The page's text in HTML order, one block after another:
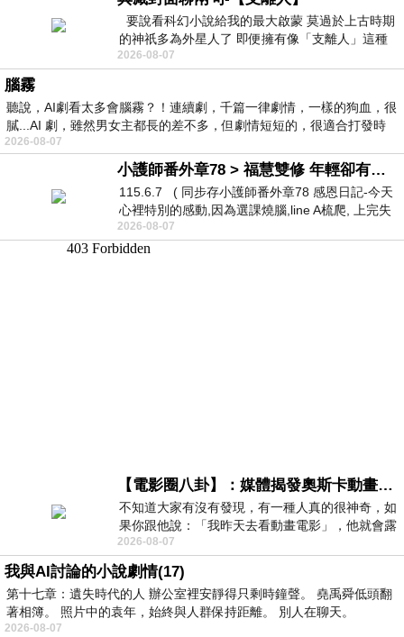
要說看科幻小說給我的最大啟蒙 莫過於上古時期
的神祇多為外星人了 即便擁有像「支離人」這種
驚世駭俗的神通法門 也未必讀
2026-08-07
腦霧
聽說，AI劇看太多會腦霧？！連續劇，千篇一律劇情，一樣的狗血，很
膩...AI 劇，雖然男女主都長的差不多，但劇情短短的，很適合打發時
2026-08-07
小護師番外章78 > 福慧雙修 年輕卻有個老靈魂 ㄑ金剛經〉podcast
115.6.7 ( 同步存小護師番外章78 感恩日記-今天
心裡特別的感動,因為選課燒腦,line A梳爬, 上完失
智課的她,特來傾
2026-08-07
【電影圈八卦】：媒體揭發奧斯卡動畫項目投票醜聞！好萊塢為什麼看不起動畫電影？
不知道大家有沒有發現，有一種人真的很神奇，如
果你跟他說：「我昨天去看動畫電影」，他就會露
出一種慈祥的微笑，然後問你是不是陪小
2026-08-07
我與AI討論的小說劇情(17)
第十七章：遺失時代的人 辦公室裡安靜得只剩時鐘聲。 堯禹舜低頭翻
著相簿。 照片中的袁年，始終與人群保持距離。 別人在聊天。
2026-08-07